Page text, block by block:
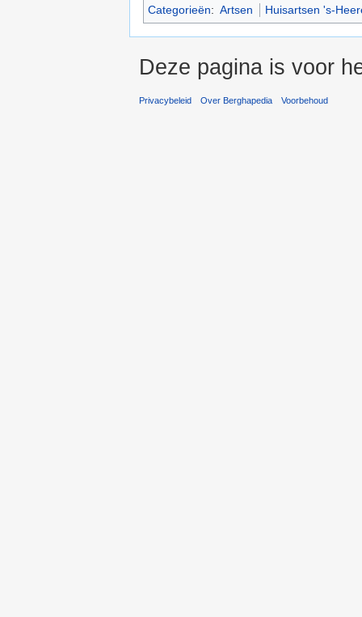
Categorieën: Artsen Huisartsen 's-
Deze pagina is voor
Privacybeleid Over Berghapedia Voorbehoud